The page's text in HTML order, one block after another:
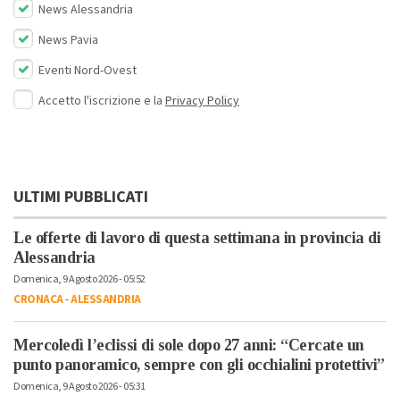
News Alessandria
News Pavia
Eventi Nord-Ovest
Accetto l'iscrizione e la Privacy Policy
ULTIMI PUBBLICATI
Le offerte di lavoro di questa settimana in provincia di
Alessandria
Domenica, 9 Agosto 2026 - 05:52
CRONACA-ALESSANDRIA
Mercoledì l’eclissi di sole dopo 27 anni: “Cercate un
punto panoramico, sempre con gli occhialini protettivi”
Domenica, 9 Agosto 2026 - 05:31